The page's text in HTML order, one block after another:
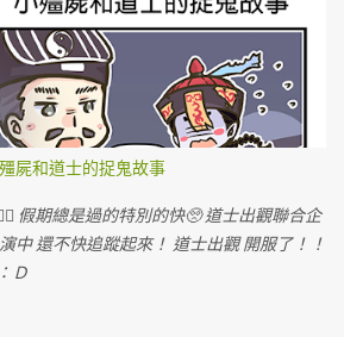
屍和道士的捉鬼故事
假期總是過的特別的快🥺 道士出觀聯合企
中 還不快追蹤起來！ 道士出觀 開服了！！
：Ｄ